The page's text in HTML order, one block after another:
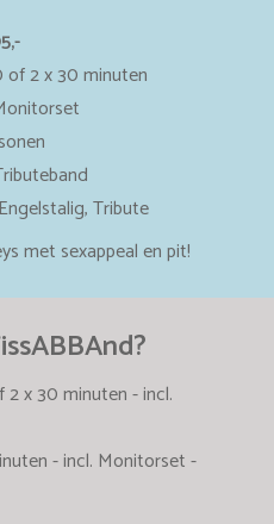
of 2 x 30 minuten
Tribute
met sexappeal en pit!
2 x 30 minuten -incl.
-incl. Monitorset -